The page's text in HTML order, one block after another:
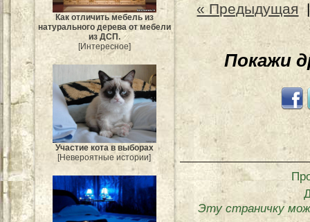
Как отличить мебель из
натурального дерева от мебели
из ДСП.
[Интересное]
Участие кота в выборах
[Невероятные истории]
« Предыдущая
Покажи
Эту страничку